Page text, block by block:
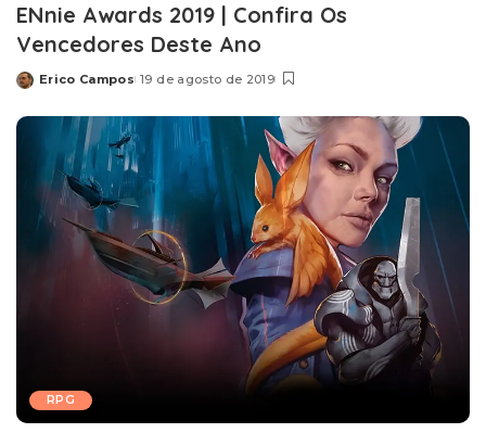
ENnie Awards 2019 | Confira Os
Vencedores Deste Ano
Posted
Erico Campos 19 de agosto de 2019
RPG